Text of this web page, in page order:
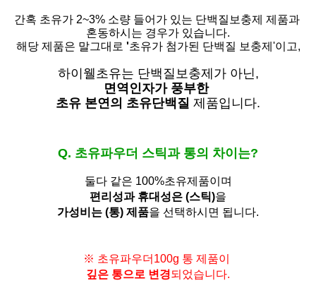
간혹 초유가 2~3% 소량 들어가 있는 단백질보충제 제품과
혼동하시는 경우가 있습니다.
해당 제품은 말그대로 '초유가 첨가된 단백질 보충제'이고,
하이웰초유는 단백질보충제가 아닌,
면역인자가 풍부한
초유 본연의 초유단백질 제품입니다.
Q. 초유파우더 스틱과 통의 차이는?
둘다 같은 100%초유제품이며
편리성과 휴대성은 (스틱)을
가성비는 (통) 제품을 선택하시면 됩니다.
※ 초유파우더100g 통 제품이
깊은 통으로 변경되었습니다.